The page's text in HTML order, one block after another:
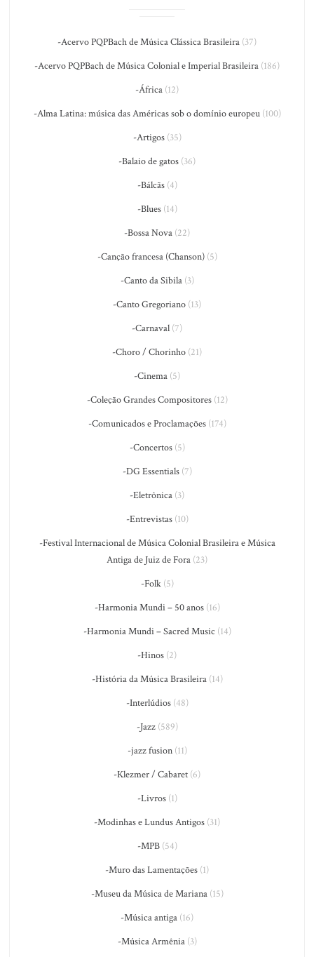
-Acervo PQPBach de Música Clássica Brasileira (37)
-Acervo PQPBach de Música Colonial e Imperial Brasileira (186)
-África (12)
-Alma Latina: música das Américas sob o domínio europeu(100)
-Artigos(35)
-Balaio de gatos (36)
-Bálcãs(4)
-Blues(14)
-Bossa Nova (22)
-Canção francesa (Chanson)(5)
-Canto da Sibila(3)
-Canto Gregoriano (13)
-Carnaval (7)
-Choro / Chorinho (21)
-Cinema (5)
-Coleção Grandes Compositores(12)
-Comunicados e Proclamações(174)
-Concertos(5)
-DG Essentials(7)
-Eletrônica (3)
-Entrevistas(10)
-Festival Internacional de Música Colonial Brasileira e Música
Antiga de Juiz de Fora (23)
-Folk(5)
-Harmonia Mundi – 50 anos(16)
-Harmonia Mundi – Sacred Music (14)
-Hinos (2)
-História da Música Brasileira(14)
-Interlúdios(48)
-Jazz(589)
-jazz fusion(11)
-Klezmer / Cabaret (6)
-Livros(1)
-Modinhas e Lundus Antigos (31)
-MPB(54)
-Muro das Lamentações (1)
-Museu da Música de Mariana(15)
-Música antiga (16)
-Música Armênia(3)